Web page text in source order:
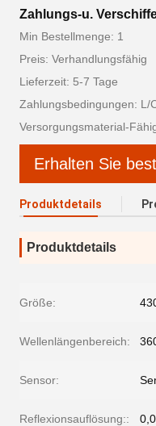
Zahlungs-u.
Min Bestellmenge: 1
Preis: Verhandlungsfähig
Lieferzeit: 5-7 Tage
Zahlungsbedingungen: L/
Versorgungsmaterial-
Erhalten Sie
Produktdetails
Produktdetails
Größe:
Wellenlängenbereich:
Sensor:
Reflexionsauflösung::